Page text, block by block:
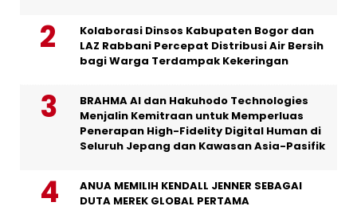
Kolaborasi Dinsos Kabupaten Bogor dan
LAZ Rabbani Percepat Distribusi Air Bersih
bagi Warga Terdampak Kekeringan
BRAHMA AI dan Hakuhodo Technologies
Menjalin Kemitraan untuk Memperluas
Penerapan High-Fidelity Digital Human di
Seluruh Jepang dan Kawasan Asia-Pasifik
ANUA MEMILIH KENDALL JENNER SEBAGAI
DUTA MEREK GLOBAL PERTAMA